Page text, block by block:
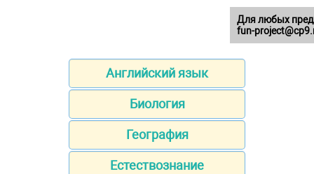
Английский язык
Биология
География
Естествознание
Для любых
fun-